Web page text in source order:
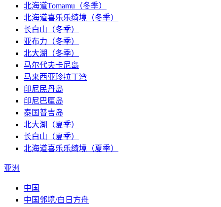
北海道Tomamu（冬季）
北海道喜乐乐绮境（冬季）
长白山（冬季）
亚布力（冬季）
北大湖（冬季）
马尔代夫卡尼岛
马来西亚珍拉丁湾
印尼民丹岛
印尼巴厘岛
泰国普吉岛
北大湖（夏季）
长白山（夏季）
北海道喜乐乐绮境（夏季）
亚洲
中国
中国邻境/白日方舟